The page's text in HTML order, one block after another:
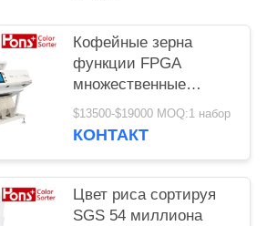
Кофейные зерна
функции FPGA
множественные
красят сортируя
машину
$13500-$19000 MOQ:1 набор
КОНТАКТ
Цвет риса сортируя
SGS 54 миллиона